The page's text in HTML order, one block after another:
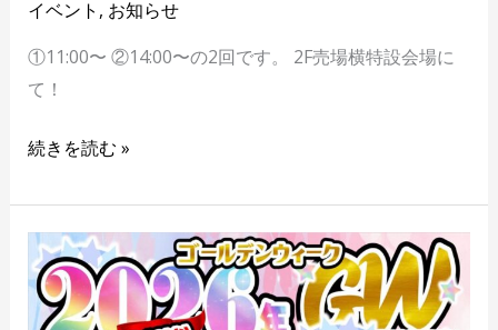
イベント , お知らせ
①11:00〜 ②14:00〜の2回です。 2F売場横特設会場に
て！
続きを読む »
GW
お
宝